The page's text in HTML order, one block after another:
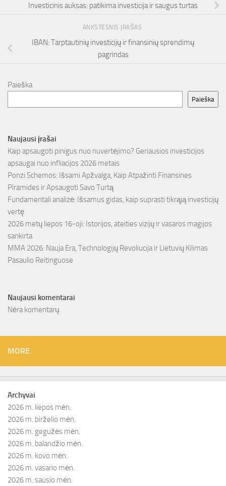
Investicinis auksas: patikima investicija ir saugus turtas
ANKSTESNIS ĮRAŠAS
IBAN: Tarptautinių investicijų ir finansinių sprendimų
pagrindas
Paieška
Paieška
Naujausi įrašai
Kaip apsaugoti pinigus nuo nuvertėjimo? Geriausios investicijos
apsaugai nuo infliacijos 2026 metais
Ponzi Schemos: Išsami Apžvalga, Kaip Atpažinti Finansines
Piramides ir Apsaugoti Savo Turtą
Fundamentali analizė: Išsamus gidas, kaip suprasti tikrąją investicijų
vertę
2026 metų liepos 16-oji: Istorijos, ateities vizijų ir vasaros magijos
sankirta
MMA 2026: Nauja Era, Technologijų Revoliucija ir Lietuvių Kilimas
Pasaulio Reitinguose
Naujausi komentarai
Nėra komentarų.
MORE
Archyvai
2026 m. liepos mėn.
2026 m. birželio mėn.
2026 m. gegužės mėn.
2026 m. balandžio mėn.
2026 m. kovo mėn.
2026 m. vasario mėn.
2026 m. sausio mėn.